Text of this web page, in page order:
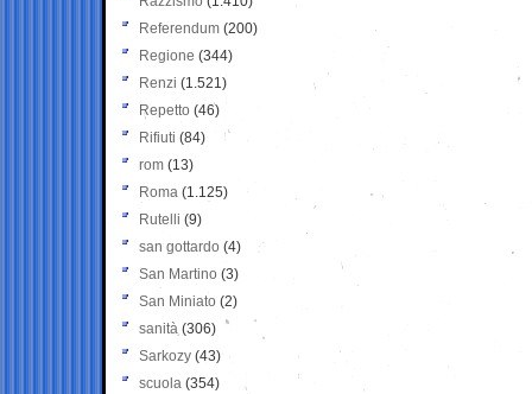
Referendum (200)
Regione (344)
Renzi (1.521)
Repetto (46)
Rifiuti (84)
rom (13)
Roma (1.125)
Rutelli (9)
san gottardo (4)
San Martino (3)
San Miniato (2)
sanità (306)
Sarkozy (43)
scuola (354)